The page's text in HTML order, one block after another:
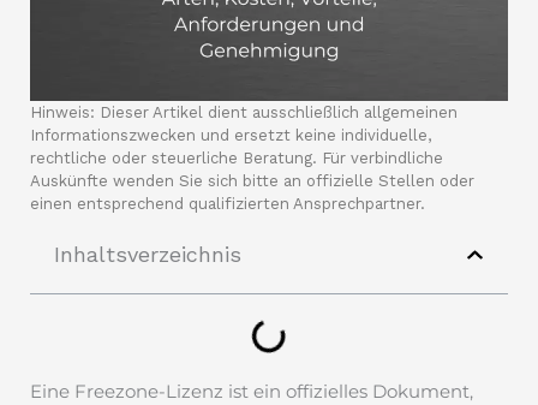
Hinweis: Dieser Artikel dient ausschließlich allgemeinen
Informationszwecken und ersetzt keine individuelle,
rechtliche oder steuerliche Beratung. Für verbindliche
Auskünfte wenden Sie sich bitte an offizielle Stellen oder
einen entsprechend qualifizierten Ansprechpartner.
Inhaltsverzeichnis
Eine Freezone-Lizenz ist ein offizielles Dokument,